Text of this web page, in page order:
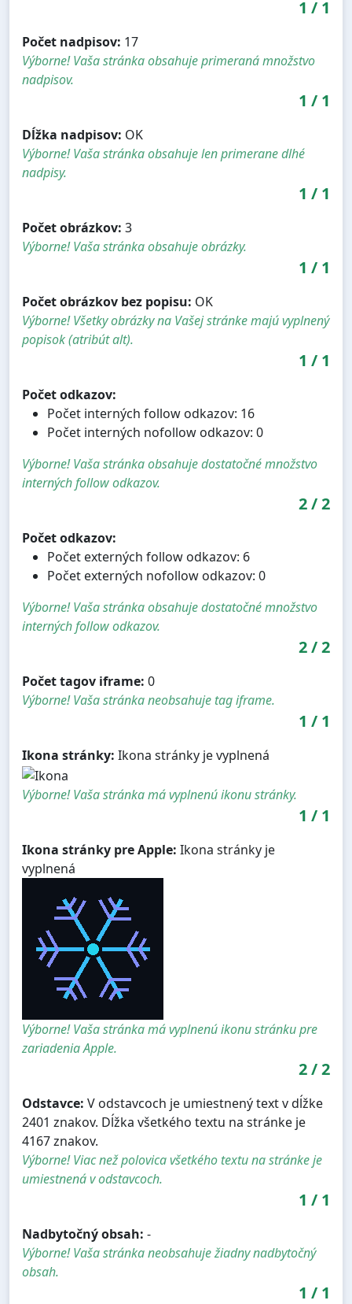
1 / 1
Počet nadpisov: 17
Výborne! Vaša stránka obsahuje primeraná množstvo
nadpisov.
1 / 1
Dĺžka nadpisov: OK
Výborne! Vaša stránka obsahuje len primerane dlhé
nadpisy.
1 / 1
Počet obrázkov: 3
Výborne! Vaša stránka obsahuje obrázky.
1 / 1
Počet obrázkov bez popisu: OK
Výborne! Všetky obrázky na Vašej stránke majú vyplnený
popisok (atribút alt).
1 / 1
Počet odkazov:
Počet interných follow odkazov: 16
Počet interných nofollow odkazov: 0
Výborne! Vaša stránka obsahuje dostatočné množstvo
interných follow odkazov.
2/2
Počet odkazov:
Počet externých follow odkazov: 6
Počet externých nofollow odkazov: 0
Výborne! Vaša stránka obsahuje dostatočné množstvo
interných follow odkazov.
2/2
Počet tagov iframe: 0
Výborne! Vaša stránka neobsahuje tag iframe.
1 / 1
Ikona stránky: Ikona stránky je vyplnená
Výborne! Vaša stránka má vyplnenú ikonu stránky.
1 / 1
Ikona stránky pre Apple: Ikona stránky je
vyplnená
Výborne! Vaša stránka má vyplnenú ikonu stránku pre
zariadenia Apple.
2/2
Odstavce: V odstavcoch je umiestnený text v dĺžke
2401 znakov. Dĺžka všetkého textu na stránke je
4167 znakov.
Výborne! Viac než polovica všetkého textu na stránke je
umiestnená v odstavcoch.
1 / 1
Nadbytočný obsah: -
Výborne! Vaša stránka neobsahuje žiadny nadbytočný
obsah.
1 / 1